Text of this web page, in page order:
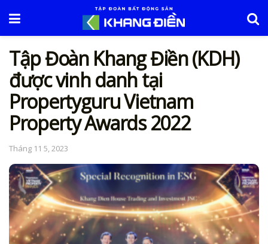
Tập Đoàn Khang Điền (KDH)
được vinh danh tại
Propertyguru Vietnam
Property Awards 2022
Tháng 11 5, 2023